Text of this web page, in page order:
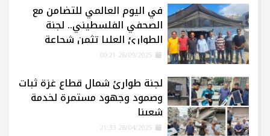
في اليوم العالمي للتضامن مع
الصحفي الفلسطيني.. لجنة
الطوارئ العليا تثمن شجاعة
الإعلاميين في غزة
لجنة طوارئ شمال قطاع غزة ثبات
وصمود وجهود مستمرة لخدمة
شعبنا